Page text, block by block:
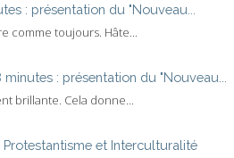
: présentation du "Nouveau...
comme toujours. Hâte...
minutes : présentation du "Nouveau...
brillante. Cela donne...
et Interculturalité